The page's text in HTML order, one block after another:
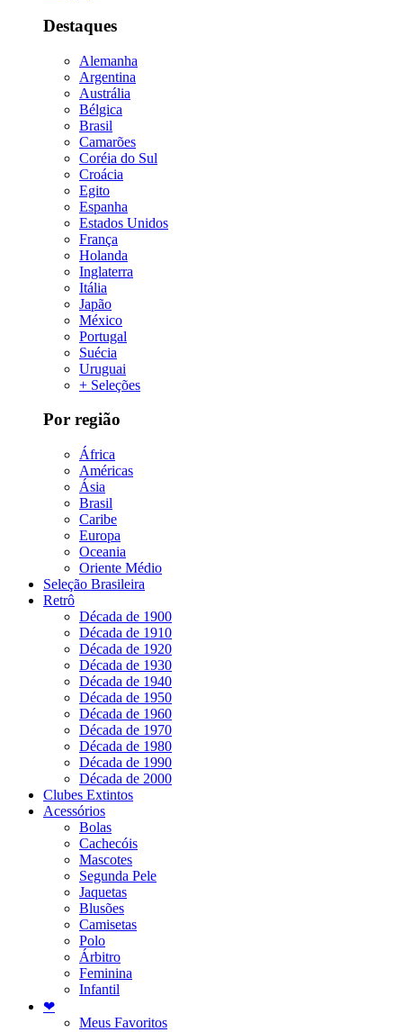
Destaques
Alemanha
Argentina
Austrália
Bélgica
Brasil
Camarões
Coréia do Sul
Croácia
Egito
Espanha
Estados Unidos
França
Holanda
Inglaterra
Itália
Japão
México
Portugal
Suécia
Uruguai
+ Seleções
Por região
África
Américas
Ásia
Brasil
Caribe
Europa
Oceania
Oriente Médio
Seleção Brasileira
Retrô
Década de 1900
Década de 1910
Década de 1920
Década de 1930
Década de 1940
Década de 1950
Década de 1960
Década de 1970
Década de 1980
Década de 1990
Década de 2000
Clubes Extintos
Acessórios
Bolas
Cachecóis
Mascotes
Segunda Pele
Jaquetas
Blusões
Camisetas
Polo
Árbitro
Feminina
Infantil
❤
Meus Favoritos